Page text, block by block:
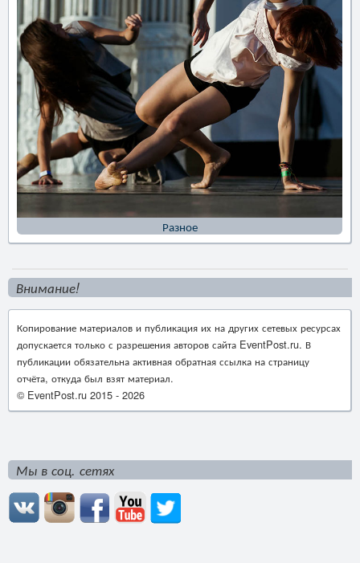
Разное
Внимание!
Копирование материалов и публикация их на других сетевых ресурсах
допускается только с разрешения авторов сайта EventPost.ru. В
публикации обязательна активная обратная ссылка на страницу
отчёта, откуда был взят материал.
© EventPost.ru 2015 - 2026
Мы в соц. сетях